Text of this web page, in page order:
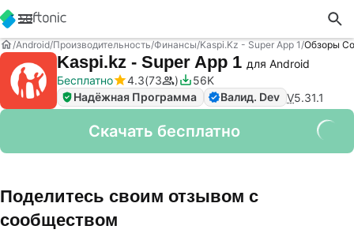
Android Производительность Финансы Kaspi.kz - Super App 1 Обзоры
Kaspi.kz - Super App 1 для Android
Бесплатно
4.3 73
56K
Надёжная Программа
Валид. Dev V5.31.1
Скачать бесплатно
Поделитесь своим отзывом с
сообществом